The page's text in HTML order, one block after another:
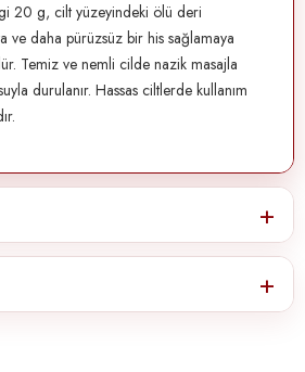
20 g, cilt yüzeyindeki ölü deri
ve daha pürüzsüz bir his sağlamaya
Temiz ve nemli cilde nazik masajla
durulanır. Hassas ciltlerde kullanım